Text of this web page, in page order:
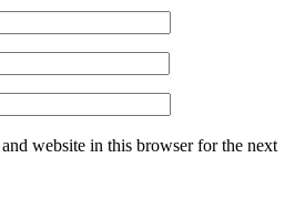
website in this browser for the next